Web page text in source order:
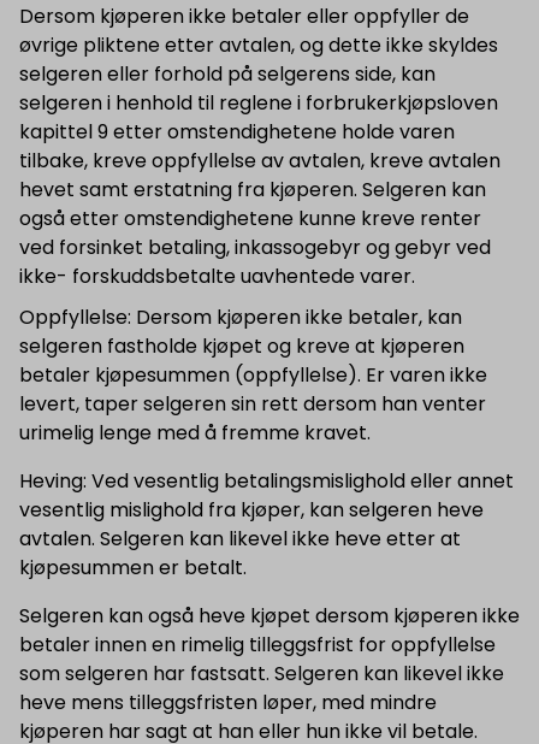
Dersom kjøperen ikke betaler eller oppfyller de
øvrige pliktene etter avtalen, og dette ikke skyldes
selgeren eller forhold på selgerens side, kan
selgeren i henhold til reglene i forbrukerkjøpsloven
kapittel 9 etter omstendighetene holde varen
tilbake, kreve oppfyllelse av avtalen, kreve avtalen
hevet samt erstatning fra kjøperen. Selgeren kan
også etter omstendighetene kunne kreve renter
ved forsinket betaling, inkassogebyr og gebyr ved
ikke- forskuddsbetalte uavhentede varer.
Oppfyllelse: Dersom kjøperen ikke betaler, kan
selgeren fastholde kjøpet og kreve at kjøperen
betaler kjøpesummen (oppfyllelse). Er varen ikke
levert, taper selgeren sin rett dersom han venter
urimelig lenge med å fremme kravet.
Heving: Ved vesentlig betalingsmislighold eller annet
vesentlig mislighold fra kjøper, kan selgeren heve
avtalen. Selgeren kan likevel ikke heve etter at
kjøpesummen er betalt.
Selgeren kan også heve kjøpet dersom kjøperen ikke
betaler innen en rimelig tilleggsfrist for oppfyllelse
som selgeren har fastsatt. Selgeren kan likevel ikke
heve mens tilleggsfristen løper, med mindre
kjøperen har sagt at han eller hun ikke vil betale.